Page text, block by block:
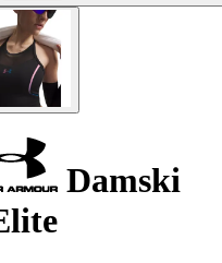
Damski